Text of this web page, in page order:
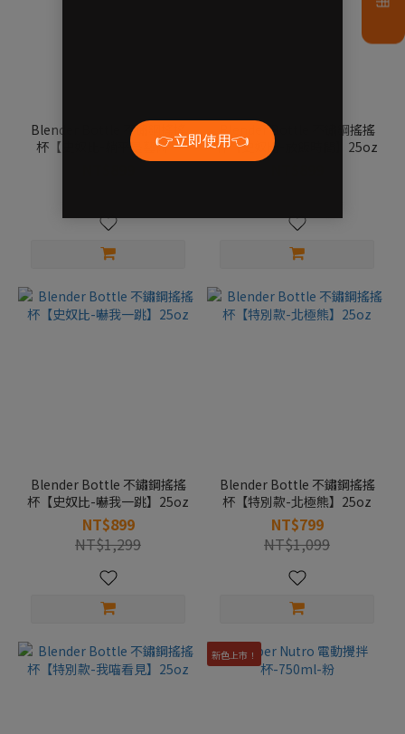
Blender Bottle 不鏽鋼搖搖
杯【史奴比-躺平是藝術】
Blender Bottle 不鏽鋼搖搖
杯【史奴比-放飯時間】25oz
Blender Bottle 不鏽鋼搖搖
杯【史奴比-嚇我一跳】25oz
NT$899
NT$1,299
Blender Bottle 不鏽鋼搖搖
杯【特別款-北極熊】25oz
NT$799
NT$1,099
新色上市！